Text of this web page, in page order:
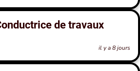
de travaux
il y a 8 jours